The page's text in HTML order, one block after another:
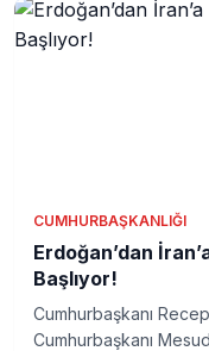
CUMHURBAŞKANLIĞI
Erdoğan’dan
Başlıyor!
Cumhurbaşkanı
Cumhurbaşkanı